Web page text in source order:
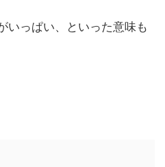
いっぱい、といった意味も